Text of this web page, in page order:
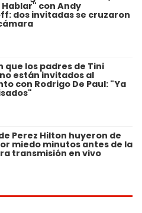
Hablar" con Andy
dos invitadas se cruzaron
que los padres de Tini
están invitados al
con Rodrigo De Paul: "Ya
Perez Hilton huyeron de
miedo minutos antes de la
transmisión en vivo